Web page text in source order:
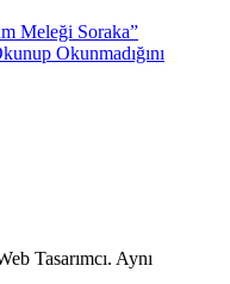
Meleği Soraka”
Okunmadığını
Tasarımcı. Aynı